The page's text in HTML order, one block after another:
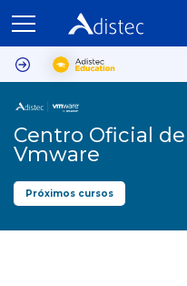
Centro Oficial
Vmware
Próximos cursos